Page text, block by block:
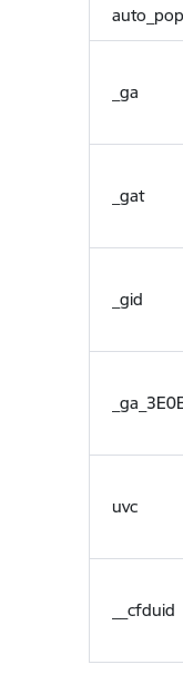
_ga
_gat
_gid
uvc
__cfduid